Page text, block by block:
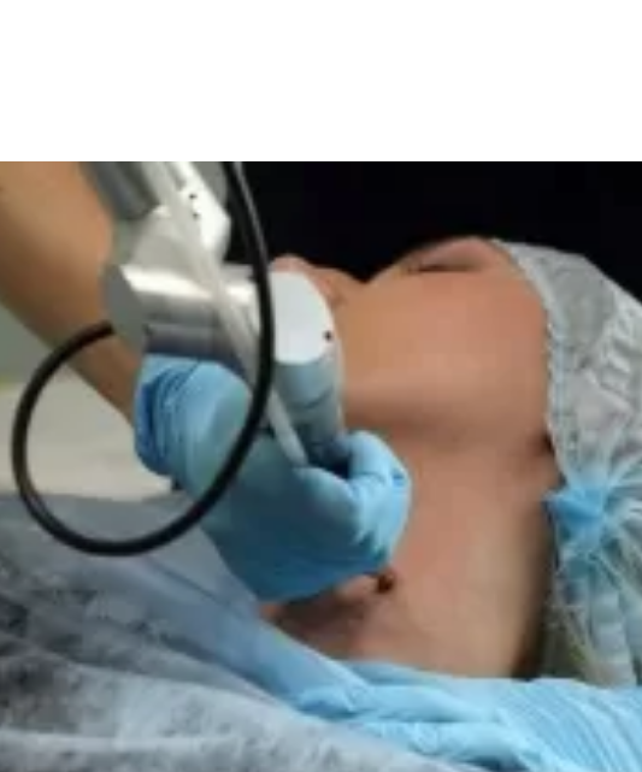
Новости
Что привезти (сувениры)
Как добраться
Люди,
Карты и